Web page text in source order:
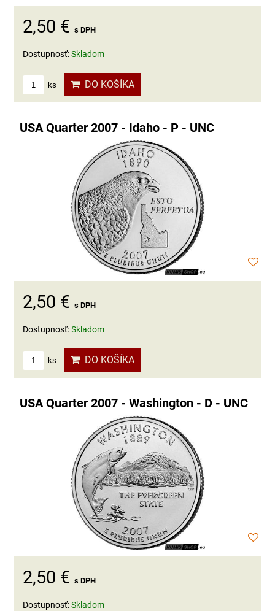
2,50 € s DPH
Dostupnosť:Skladom
ks DO KOŠÍKA
USA Quarter 2007 - Idaho - P - UNC
2,50 € s DPH
Dostupnosť:Skladom
ks DO KOŠÍKA
USA Quarter 2007 - Washington - D - UNC
2,50 € s DPH
Dostupnosť:Skladom